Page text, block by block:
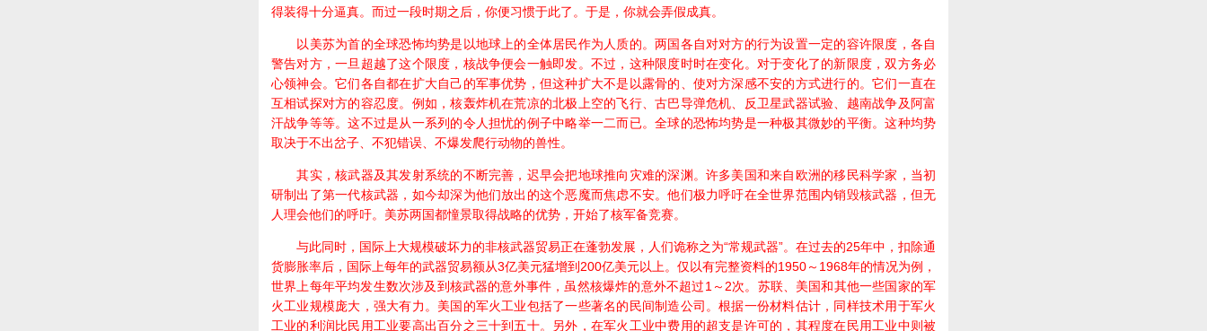
得装得十分逼真。而过一段时期之后，你便习惯于此了。于是，你就会弄假成真。
以美苏为首的全球恐怖均势是以地球上的全体居民作为人质的。两国各自对对方的行为设置一定的容许限度，各自
警告对方，一旦超越了这个限度，核战争便会一触即发。不过，这种限度时时在变化。对于变化了的新限度，双方务必
心领神会。它们各自都在扩大自己的军事优势，但这种扩大不是以露骨的、使对方深感不安的方式进行的。它们一直在
互相试探对方的容忍度。例如，核轰炸机在荒凉的北极上空的飞行、古巴导弹危机、反卫星武器试验、越南战争及阿富
汗战争等等。这不过是从一系列的令人担忧的例子中略举一二而已。全球的恐怖均势是一种极其微妙的平衡。这种均势
取决于不出岔子、不犯错误、不爆发爬行动物的兽性。
其实，核武器及其发射系统的不断完善，迟早会把地球推向灾难的深渊。许多美国和来自欧洲的移民科学家，当初
研制出了第一代核武器，如今却深为他们放出的这个恶魔而焦虑不安。他们极力呼吁在全世界范围内销毁核武器，但无
人理会他们的呼吁。美苏两国都憧景取得战略的优势，开始了核军备竞赛。
与此同时，国际上大规模破坏力的非核武器贸易正在蓬勃发展，人们诡称之为“常规武器”。在过去的25年中，扣除通
货膨胀率后，国际上每年的武器贸易额从3亿美元猛增到200亿美元以上。仅以有完整资料的1950～1968年的情况为例，
世界上每年平均发生数次涉及到核武器的意外事件，虽然核爆炸的意外不超过1～2次。苏联、美国和其他一些国家的军
火工业规模庞大，强大有力。美国的军火工业包括了一些著名的民间制造公司。根据一份材料估计，同样技术用于军火
工业的利润比民用工业要高出百分之三十到五十。另外，在军火工业中费用的超支是许可的，其程度在民用工业中则被